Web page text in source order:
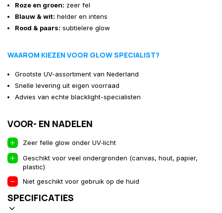
Roze en groen: zeer fel
Blauw & wit: helder en intens
Rood & paars: subtielere glow
WAAROM KIEZEN VOOR GLOW SPECIALIST?
Grootste UV-assortiment van Nederland
Snelle levering uit eigen voorraad
Advies van echte blacklight-specialisten
VOOR- EN NADELEN
Zeer felle glow onder UV‑licht
Geschikt voor veel ondergronden (canvas, hout, papier,
plastic)
Niet geschikt voor gebruik op de huid
SPECIFICATIES